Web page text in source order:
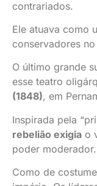
contrariados.
Ele atuava como
conservadores
O último grande
esse teatro
(1848), em
Inspirada pela
rebelião exigia o
poder moderador.
Como de